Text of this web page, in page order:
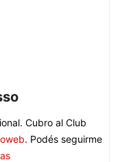
Cubro al Club
. Podés seguirme